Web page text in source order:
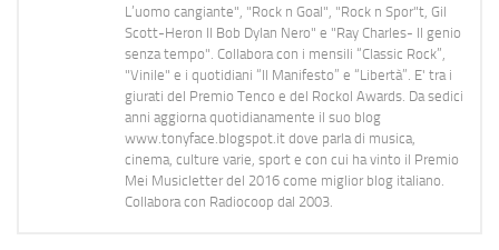
L’uomo cangiante", "Rock n Goal", "Rock n Spor"t, Gil
Scott-Heron Il Bob Dylan Nero" e "Ray Charles- Il genio
senza tempo". Collabora con i mensili “Classic Rock”,
"Vinile" e i quotidiani “Il Manifesto” e “Libertà”. E' tra i
giurati del Premio Tenco e del Rockol Awards. Da sedici
anni aggiorna quotidianamente il suo blog
www.tonyface.blogspot.it dove parla di musica,
cinema, culture varie, sport e con cui ha vinto il Premio
Mei Musicletter del 2016 come miglior blog italiano.
Collabora con Radiocoop dal 2003.